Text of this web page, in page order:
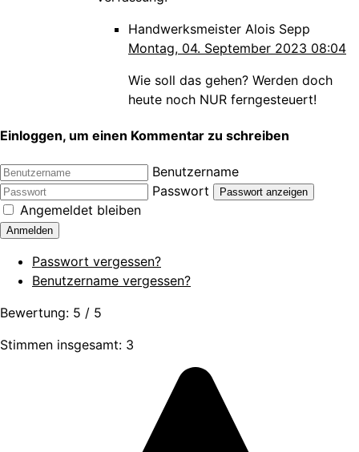
Handwerksmeister Alois Sepp
Montag, 04. September 2023 08:04
Wie soll das gehen? Werden doch
heute noch NUR ferngesteuert!
Einloggen, um einen Kommentar zu schreiben
Benutzername
Passwort
Passwort anzeigen
Angemeldet bleiben
Anmelden
Passwort vergessen?
Benutzername vergessen?
Bewertung: 5 / 5
Stimmen insgesamt: 3